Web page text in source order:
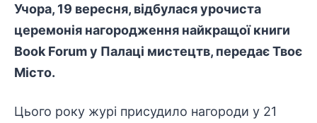
Учора, 19 вересня, відбулася урочиста
церемонія нагородження найкращої книги
Book Forum у Палаці мистецтв, передаєТвоє
Місто.
Цього року журі присудило нагороди у 21